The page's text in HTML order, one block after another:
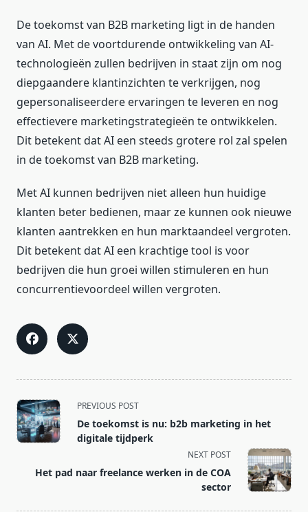
De toekomst van B2B marketing ligt in de handen
van AI. Met de voortdurende ontwikkeling van AI-
technologieën zullen bedrijven in staat zijn om nog
diepgaandere klantinzichten te verkrijgen, nog
gepersonaliseerdere ervaringen te leveren en nog
effectievere marketingstrategieën te ontwikkelen.
Dit betekent dat AI een steeds grotere rol zal spelen
in de toekomst van B2B marketing.
Met AI kunnen bedrijven niet alleen hun huidige
klanten beter bedienen, maar ze kunnen ook nieuwe
klanten aantrekken en hun marktaandeel vergroten.
Dit betekent dat AI een krachtige tool is voor
bedrijven die hun groei willen stimuleren en hun
concurrentievoordeel willen vergroten.
<span
class="nav-
subtitle
reader-
PREVIOUS POST
De toekomst is nu: b2b marketing in het
digitale tijdperk
NEXT POST
Het pad naar freelance werken in de COA
sector